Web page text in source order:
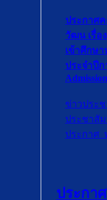
ประกาศ
วัฒน เรื่อ
เข้าศึกษ
ประจำปี
Admission
ข่าวประ
ประชาสั
ประกาศ
ประกา